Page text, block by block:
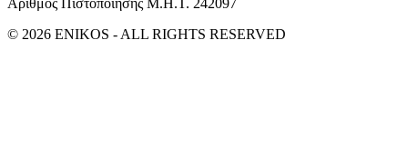
© 2026 ENIKOS - ALL RIGHTS RESERVED